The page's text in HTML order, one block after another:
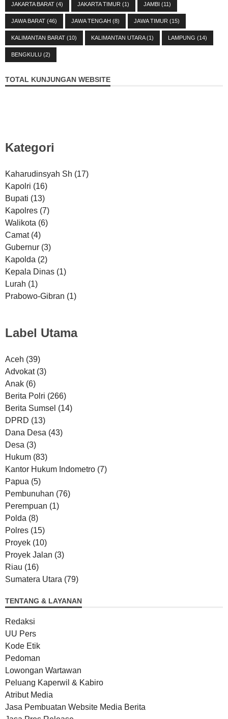
JAKARTA BARAT (4) JAKARTA TIMUR (1) JAMBI (11)
JAWA BARAT (46) JAWA TENGAH (8) JAWA TIMUR (15)
KALIMANTAN BARAT (10) KALIMANTAN UTARA(1) LAMPUNG (14)
BENGKULU (2)
TOTAL KUNJUNGAN WEBSITE
Kategori
Kaharudinsyah Sh (17)
Kapolri (16)
Bupati (13)
Kapolres (7)
Walikota (6)
Camat (4)
Gubernur (3)
Kapolda (2)
Kepala Dinas (1)
Lurah (1)
Prabowo-Gibran (1)
Label Utama
Aceh (39)
Advokat (3)
Anak (6)
Berita Polri (266)
Berita Sumsel (14)
DPRD (13)
Dana Desa (43)
Desa (3)
Hukum (83)
Kantor Hukum Indometro (7)
Papua (5)
Pembunuhan (76)
Perempuan (1)
Polda (8)
Polres (15)
Proyek (10)
Proyek Jalan (3)
Riau (16)
Sumatera Utara (79)
TENTANG & LAYANAN
Redaksi
UU Pers
Kode Etik
Pedoman
Lowongan Wartawan
Peluang Kaperwil & Kabiro
Atribut Media
Jasa Pembuatan Website Media Berita